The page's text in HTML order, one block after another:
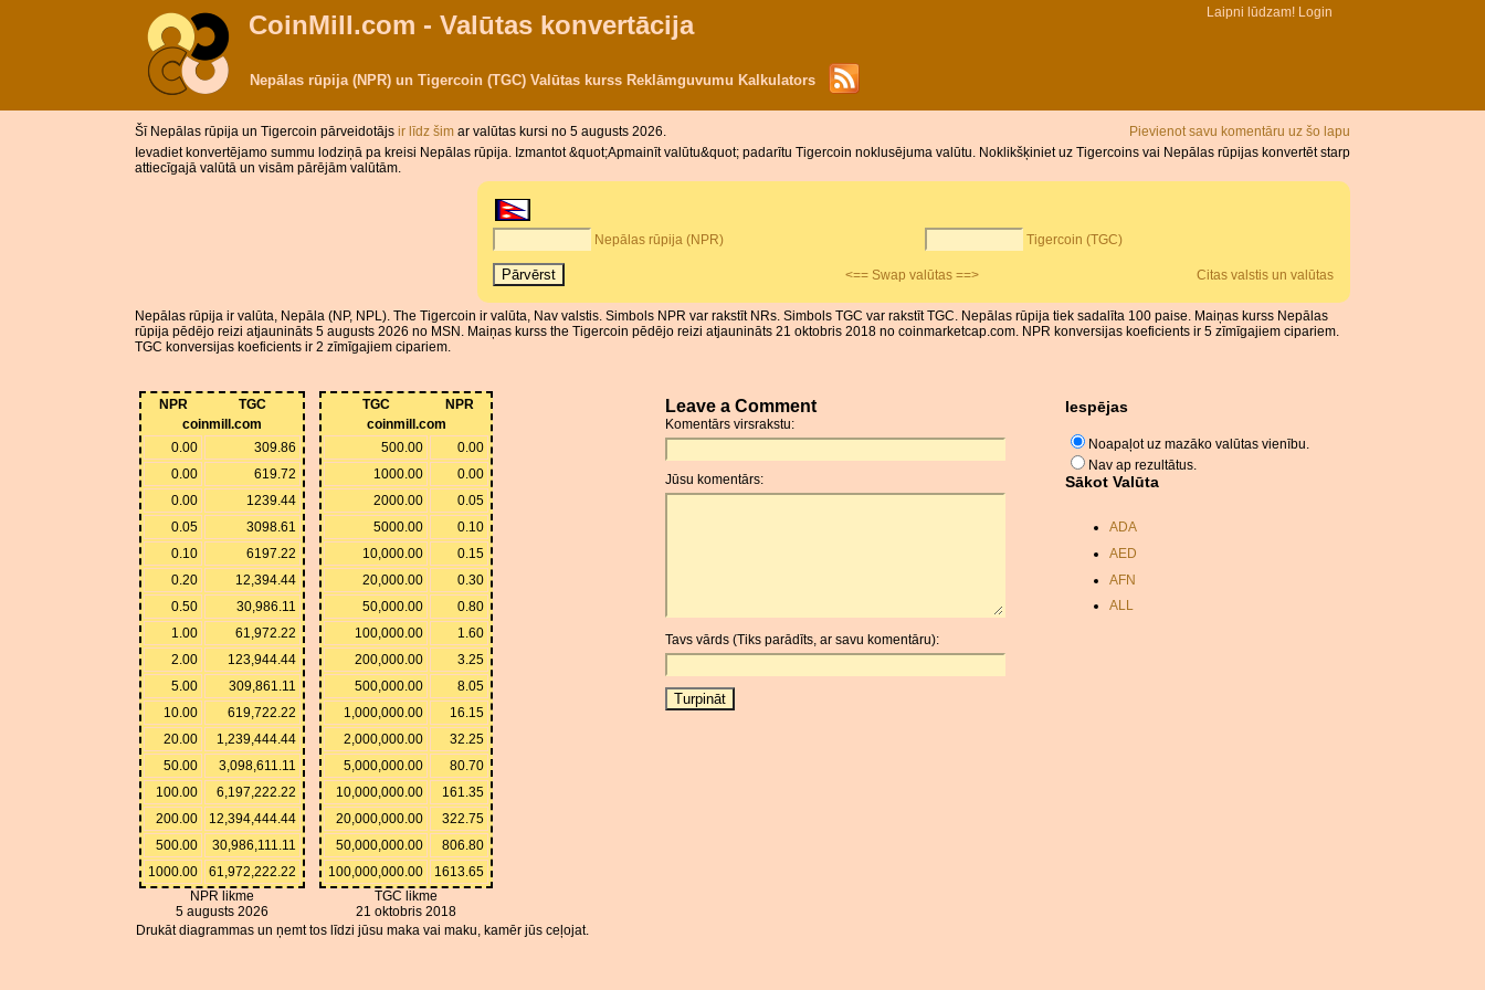
CoinMill.com - Valūtas konvertācija Laipni lūdzam! Login
Nepālas rūpija (NPR) un Tigercoin (TGC) Valūtas kurss Reklāmguvumu Kalkulators
Pievienot savu komentāru uz šo lapu
Šī Nepālas rūpija un Tigercoin pārveidotājs ir līdz šim ar valūtas kursi no 5 augusts 2026.
Ievadiet konvertējamo summu lodziņā pa kreisi Nepālas rūpija. Izmantot &quot;Apmainīt valūtu&quot; padarītu Tigercoin noklusējuma valūtu. Noklikšķiniet uz Tigercoins vai Nepālas rūpijas konvertēt starp
attiecīgajā valūtā un visām pārējām valūtām.
Nepālas rūpija (NPR) Tigercoin (TGC)
<== Swap valūtas ==> Citas valstis un valūtas
Nepālas rūpija ir valūta, Nepāla (NP, NPL). The Tigercoin ir valūta, Nav valstis. Simbols NPR var rakstīt NRs. Simbols TGC var rakstīt TGC. Nepālas rūpija tiek sadalīta 100 paise. Maiņas kurss Nepālas
rūpija pēdējo reizi atjaunināts 5 augusts 2026 no MSN. Maiņas kurss the Tigercoin pēdējo reizi atjaunināts 21 oktobris 2018 no coinmarketcap.com. NPR konversijas koeficients ir 5 zīmīgajiem cipariem.
TGC konversijas koeficients ir 2 zīmīgajiem cipariem.
NPR
TGC
coinmill.com
0.00
309.86
0.00
619.72
0.00
1239.44
0.05
3098.61
0.10
6197.22
0.20
12,394.44
0.50
30,986.11
1.00
61,972.22
2.00
123,944.44
5.00
309,861.11
10.00
619,722.22
20.00
1,239,444.44
50.00
3,098,611.11
100.00
6,197,222.22
200.00
12,394,444.44
500.00
30,986,111.11
1000.00
61,972,222.22
NPR likme
5 augusts 2026
TGC
NPR
coinmill.com
500.00
0.00
1000.00
0.00
2000.00
0.05
5000.00
0.10
10,000.00
0.15
20,000.00
0.30
50,000.00
0.80
100,000.00
1.60
200,000.00
3.25
500,000.00
8.05
1,000,000.00
16.15
2,000,000.00
32.25
5,000,000.00
80.70
10,000,000.00
161.35
20,000,000.00
322.75
50,000,000.00
806.80
100,000,000.00
1613.65
TGC likme
21 oktobris 2018
Drukāt diagrammas un ņemt tos līdzi jūsu maka vai maku, kamēr jūs ceļojat.
Leave a Comment
Komentārs virsrakstu:
Jūsu komentārs:
Tavs vārds (Tiks parādīts, ar savu komentāru):
Iespējas
Noapaļot uz mazāko valūtas vienību.
Nav ap rezultātus.
Sākot Valūta
ADA
AED
AFN
ALL